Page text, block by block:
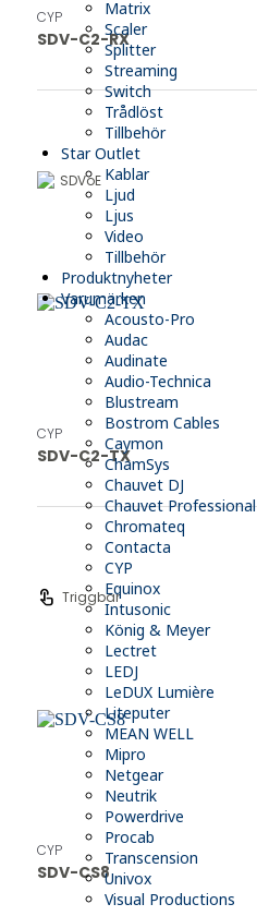
Matrix
Scaler
Splitter
Streaming
Switch
Trådlöst
Tillbehör
Star Outlet
Kablar
Ljud
Ljus
Video
Tillbehör
Produktnyheter
Varumärken
Acousto-Pro
Audac
Audinate
Audio-Technica
Blustream
Bostrom Cables
Caymon
ChamSys
Chauvet DJ
Chauvet Professional
Chromateq
Contacta
CYP
Equinox
Intusonic
König & Meyer
Lectret
LEDJ
LeDUX Lumière
Liteputer
MEAN WELL
Mipro
Netgear
Neutrik
Powerdrive
Procab
Transcension
Univox
Visual Productions
CYP
SDV-C2-RX
SDVoE
CYP
SDV-C2-TX
touch_app Triggbar
CYP
SDV-CS8